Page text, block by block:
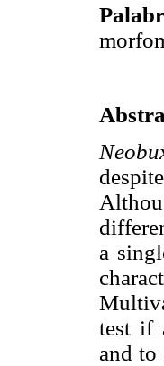
a
test if
and to